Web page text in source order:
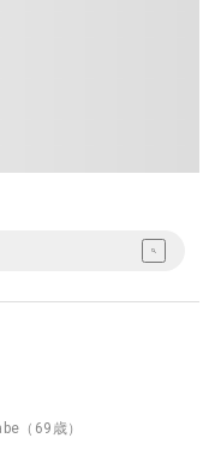
（69歳）